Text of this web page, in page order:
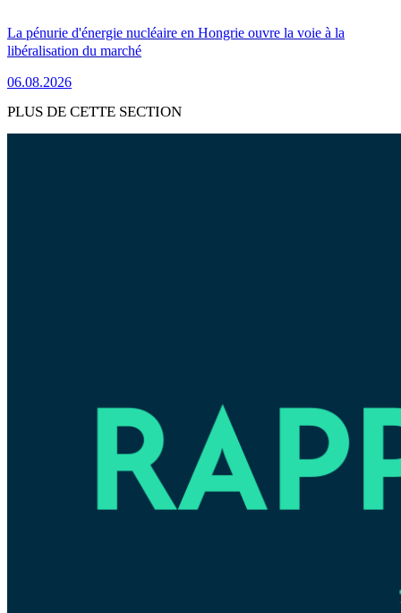
La pénurie d'énergie nucléaire en Hongrie ouvre la voie à la
libéralisation du marché
06.08.2026
PLUS DE CETTE SECTION